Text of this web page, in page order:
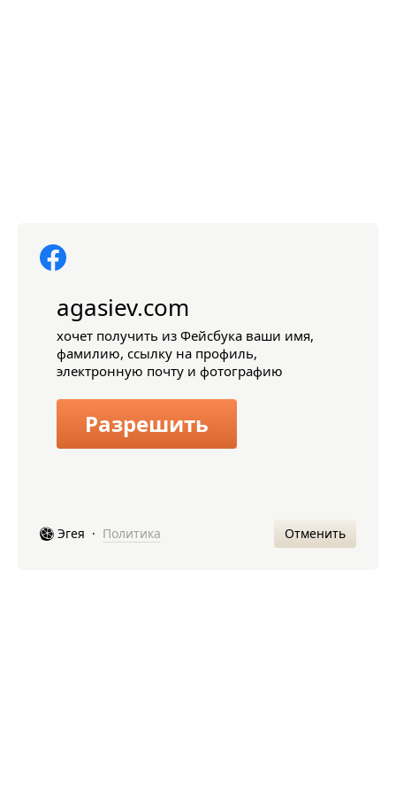
agasiev.com
хочет получить из Фейсбука ваши имя,
фамилию, ссылку на профиль,
электронную почту и фотографию
Разрешить
Эгея · Политика Отменить